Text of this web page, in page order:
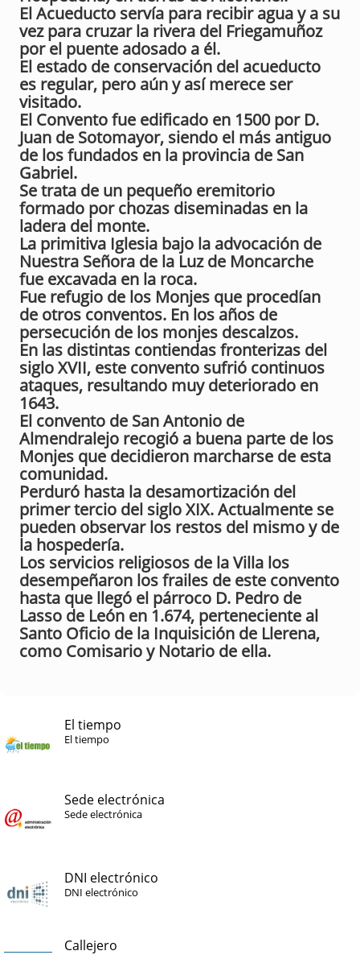
El Acueducto servía para recibir agua y a su
vez para cruzar la rivera del Friegamuñoz
por el puente adosado a él.
El estado de conservación del acueducto
es regular, pero aún y así merece ser
visitado.
El Convento fue edificado en 1500 por D.
Juan de Sotomayor, siendo el más antiguo
de los fundados en la provincia de San
Gabriel.
Se trata de un pequeño eremitorio
formado por chozas diseminadas en la
ladera del monte.
La primitiva Iglesia bajo la advocación de
Nuestra Señora de la Luz de Moncarche
fue excavada en la roca.
Fue refugio de los Monjes que procedían
de otros conventos. En los años de
persecución de los monjes descalzos.
En las distintas contiendas fronterizas del
siglo XVII, este convento sufrió continuos
ataques, resultando muy deteriorado en
1643.
El convento de San Antonio de
Almendralejo recogió a buena parte de los
Monjes que decidieron marcharse de esta
comunidad.
Perduró hasta la desamortización del
primer tercio del siglo XIX. Actualmente se
pueden observar los restos del mismo y de
la hospedería.
Los servicios religiosos de la Villa los
desempeñaron los frailes de este convento
hasta que llegó el párroco D. Pedro de
Lasso de León en 1.674, perteneciente al
Santo Oficio de la Inquisición de Llerena,
como Comisario y Notario de ella.
El tiempo
El tiempo
Sede electrónica
Sede electrónica
DNI electrónico
DNI electrónico
Callejero